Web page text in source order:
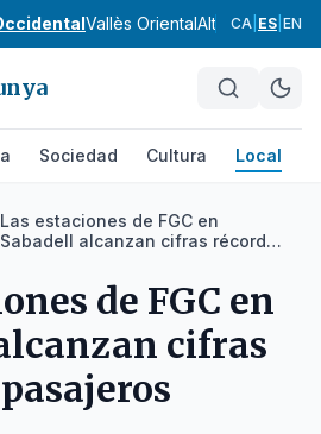
Vallès OrientalAlt CampAlt
CA ES EN
Sociedad Cultura Local
Las estaciones de FGC en
Sabadell alcanzan cifras récord
de FGC en
cifras